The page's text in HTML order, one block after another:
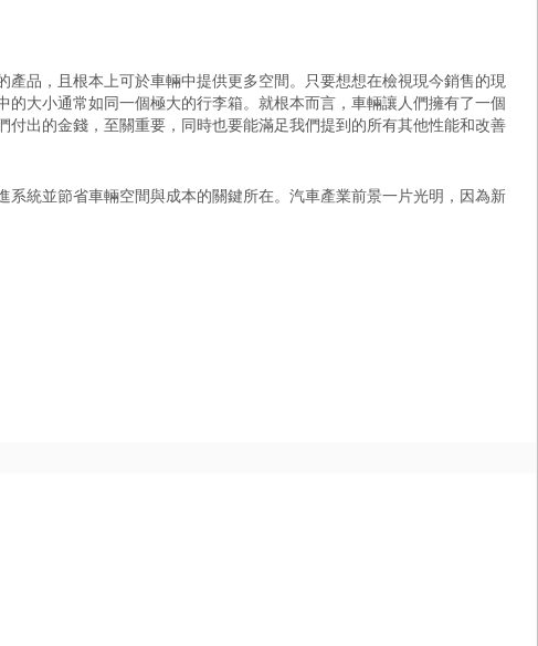
品，且根本上可於車輛中提供更多空間。只要想想在檢視現今銷售的現
大小通常如同一個極大的行李箱。就根本而言，車輛讓人們擁有了一個
出的金錢，至關重要，同時也要能滿足我們提到的所有其他性能和改善
統並節省車輛空間與成本的關鍵所在。汽車產業前景一片光明，因為新